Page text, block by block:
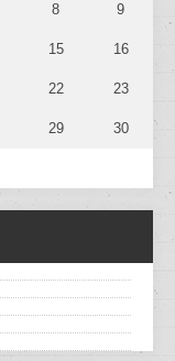
8 9
15 16
22 23
29 30